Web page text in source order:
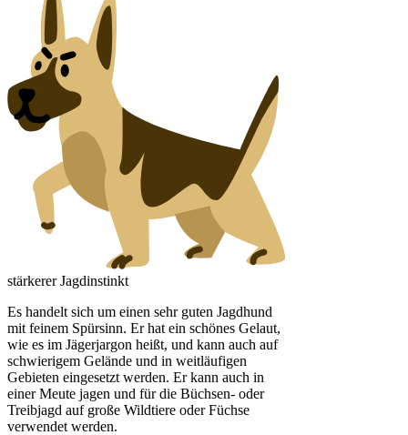
stärkerer Jagdinstinkt
Es handelt sich um einen sehr guten Jagdhund
mit feinem Spürsinn. Er hat ein schönes Gelaut,
wie es im Jägerjargon heißt, und kann auch auf
schwierigem Gelände und in weitläufigen
Gebieten eingesetzt werden. Er kann auch in
einer Meute jagen und für die Büchsen- oder
Treibjagd auf große Wildtiere oder Füchse
verwendet werden.